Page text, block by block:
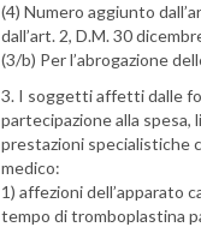
(4) Numero aggiunto
dall’art. 2, D.M. 30
(3/b) Per l’abrogazione
3. I soggetti affetti dalle
partecipazione alla
prestazioni specialistiche
medico:
1) affezioni dell’apparato
tempo di tromboplastina